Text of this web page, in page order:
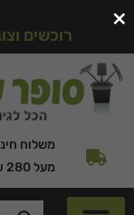
רוכשים
משלוח
מעל 280 ₪
×